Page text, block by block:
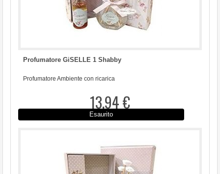
Profumatore GiSELLE 1 Shabby
Profumatore Ambiente con ricarica
13,94 €
Esaurito